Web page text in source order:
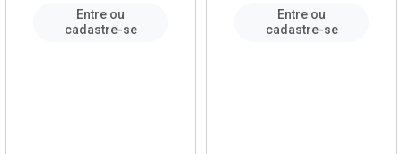
Entre ou
cadastre-se
Entre ou
cadastre-se